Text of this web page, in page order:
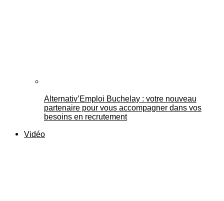
Alternativ’Emploi Buchelay : votre nouveau
partenaire pour vous accompagner dans vos
besoins en recrutement
Vidéo